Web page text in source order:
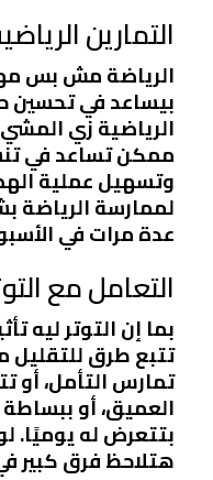
التمارين
الرياضة مش بس
بيساعد في تحسين
الرياضية زي
ممكن تساعد في
وتسهيل عملية
لممارسة الرياضة
عدة مرات في
التعامل مع
بما إن التوتر ليه
تتبع طرق
تمارس التأمل، أو
العميق، أو
بتتعرض له يوميًا.
هتلاحظ فرق